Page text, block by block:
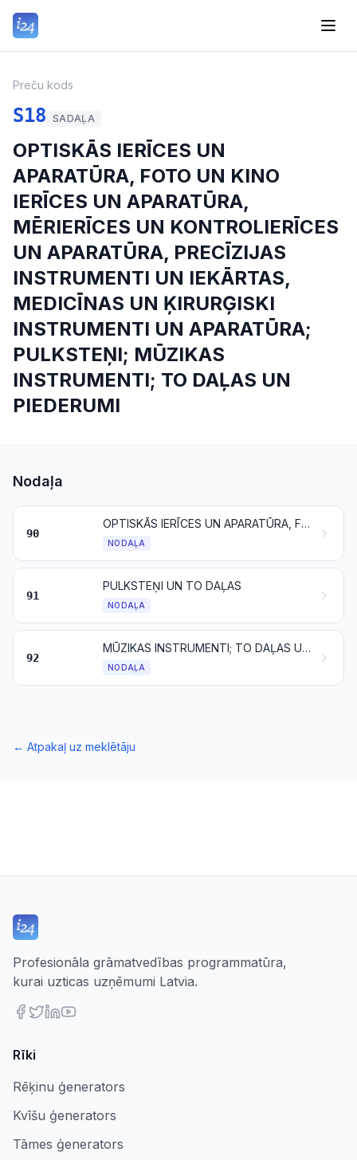
Preču kods
S18 SADAĻA
OPTISKĀS IERĪCES UN
APARATŪRA, FOTO UN KINO
IERĪCES UN APARATŪRA,
MĒRIERĪCES UN KONTROLIERĪCES
UN APARATŪRA, PRECĪZIJAS
INSTRUMENTI UN IEKĀRTAS,
MEDICĪNAS UN ĶIRURĢISKI
INSTRUMENTI UN APARATŪRA;
PULKSTEŅI; MŪZIKAS
INSTRUMENTI; TO DAĻAS UN
PIEDERUMI
Nodaļa
90
OPTISKĀS IERĪCES UN APARATŪRA, FOTO UN KINO IERĪCES UN APARATŪRA, MĒRIERĪCES UN KONTROLIERĪCES UN APARATŪRA, PRECĪZIJAS INSTRUMENTI UN IEKĀRTAS, MEDICĪNAS UN ĶIRURĢISKI INSTRUMENTI UN APARATŪRA; TO DAĻAS UN PIEDERUMI
NODAĻA
91
PULKSTEŅI UN TO DAĻAS
NODAĻA
92
MŪZIKAS INSTRUMENTI; TO DAĻAS UN PIEDERUMI
NODAĻA
← Atpakaļ uz meklētāju
Profesionāla grāmatvedības programmatūra,
kurai uzticas uzņēmumi Latvia.
Rīki
Rēķinu ģenerators
Kvīšu ģenerators
Tāmes ģenerators